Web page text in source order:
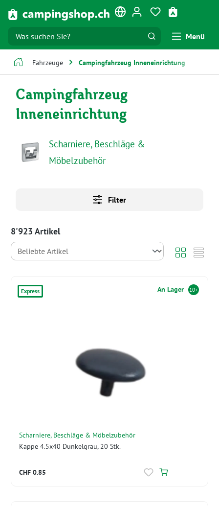
Zum Hauptinhalt springen Du hast 0
Menü
Fahrzeuge Campingfahrzeug Inneneinrichtung
Campingfahrzeug
Inneneinrichtung
Scharniere, Beschläge &
Möbelzubehör
Filter
8'923 Artikel
Express An Lager 10+
Scharniere, Beschläge & Möbelzubehör
Kappe 4.5x40 Dunkelgrau, 20 Stk.
CHF 0.85